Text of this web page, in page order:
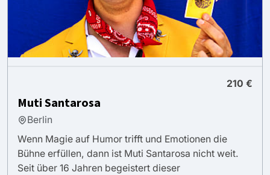
210 €
Muti Santarosa
Berlin
Wenn Magie auf Humor trifft und Emotionen die
Bühne erfüllen, dann ist Muti Santarosa nicht weit.
Seit über 16 Jahren begeistert dieser